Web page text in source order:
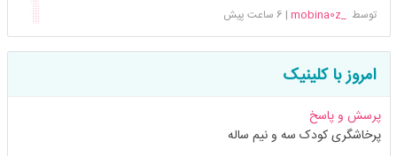
توسط_mobina0z
| 6 ساعت پیش
امروز با کلینیک
پرسش و پاسخ
پرخاشگری کودک سه و نیم ساله